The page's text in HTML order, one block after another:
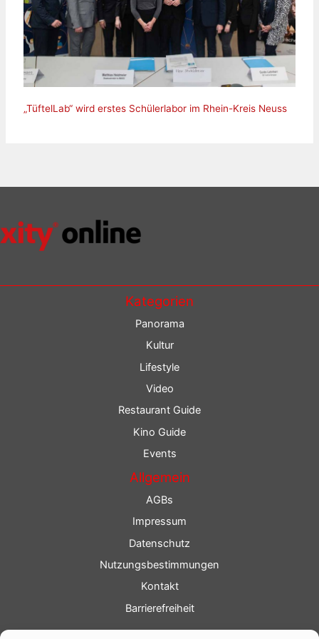
„TüftelLab“ wird erstes Schülerlabor im Rhein-Kreis Neuss
Kategorien
Panorama
Kultur
Lifestyle
Video
Restaurant Guide
Kino Guide
Events
Allgemein
AGBs
Impressum
Datenschutz
Nutzungsbestimmungen
Kontakt
Barrierefreiheit